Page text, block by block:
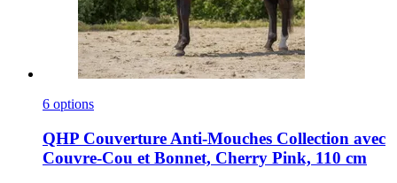
6 options
QHP Couverture Anti-​Mouches Collection avec
Couvre-​Cou et Bonnet, Cherry Pink, 110 cm